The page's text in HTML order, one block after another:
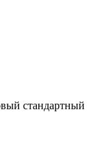
стандартный